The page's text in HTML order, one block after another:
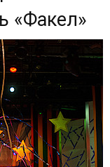
«Факел»